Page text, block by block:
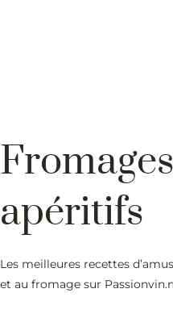
apéritifs
Les meilleures recettes
et au fromage sur